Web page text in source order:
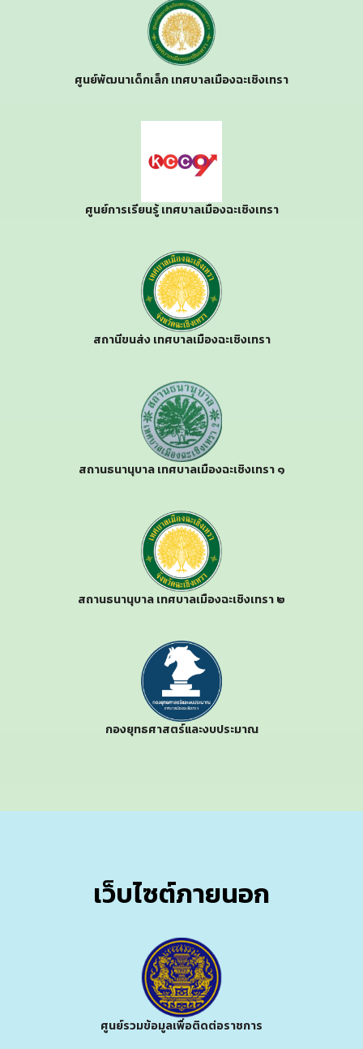
ศูนย์พัฒนาเด็กเล็ก เทศบาลเมืองฉะเชิงเทรา
ศูนย์การเรียนรู้ เทศบาลเมืองฉะเชิงเทรา
สถานีขนส่ง เทศบาลเมืองฉะเชิงเทรา
สถานธนานุบาล เทศบาลเมืองฉะเชิงเทรา ๑
สถานธนานุบาล เทศบาลเมืองฉะเชิงเทรา ๒
กองยุทธศาสตร์และงบประมาณ
เว็บไซต์ภายนอก
ศูนย์รวมข้อมูลเพื่อติดต่อราชการ